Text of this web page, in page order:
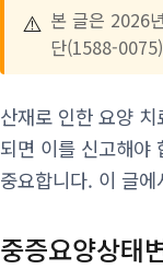
⚠️ 본 글은 2026
단(1588-
산재로 인한 요양
되면 이를 신고해야
중요합니다. 이 글
중증요양상태